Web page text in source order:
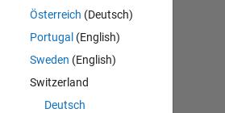
Österreich (Deutsch)
Portugal (English)
Sweden (English)
Switzerland
Deutsch